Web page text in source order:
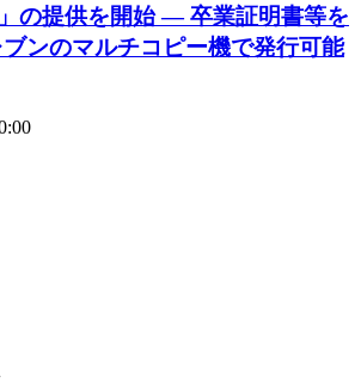
の提供を開始 ― 卒業証明書等を
ンのマルチコピー機で発行可能